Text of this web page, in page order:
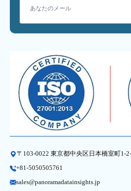
〒103-0022 東京都中央区日本橋室町1-
+81-5050505761
sales@panoramadatainsights.jp